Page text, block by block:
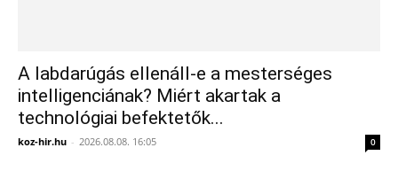
A labdarúgás ellenáll-e a mesterséges
intelligenciának? Miért akartak a
technológiai befektetők...
koz-hir.hu - 2026.08.08. 16:05 0